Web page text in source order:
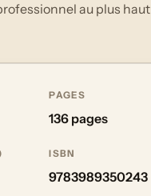
au plus haut
PAGES
136 pages
ISBN
9783989350243